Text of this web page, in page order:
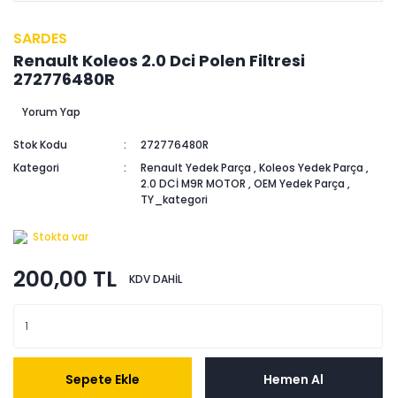
SARDES
Renault Koleos 2.0 Dci Polen Filtresi
272776480R
Yorum Yap
Stok Kodu
272776480R
Kategori
Renault Yedek Parça ,Koleos Yedek Parça ,
2.0 DCİ M9R MOTOR ,OEM Yedek Parça ,
TY_kategori
Stokta var
200,00 TL KDV DAHİL
Sepete Ekle Hemen Al